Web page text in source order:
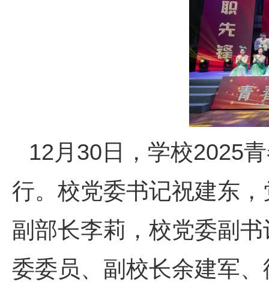
12月30日，学校2025
行。校党委书记祝建东
副部长李莉，校党委副
委委员、副校长余建军